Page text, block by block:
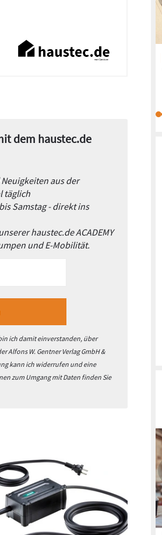
dem haustec.de
aus der
täglich
Samstag - direkt ins
haustec.de ACADEMY
und E-Mobilität.
ich damit einverstanden, über
Alfons W. Gentner Verlag GmbH &
kann ich widerrufen und eine
zum Umgang mit Daten finden Sie